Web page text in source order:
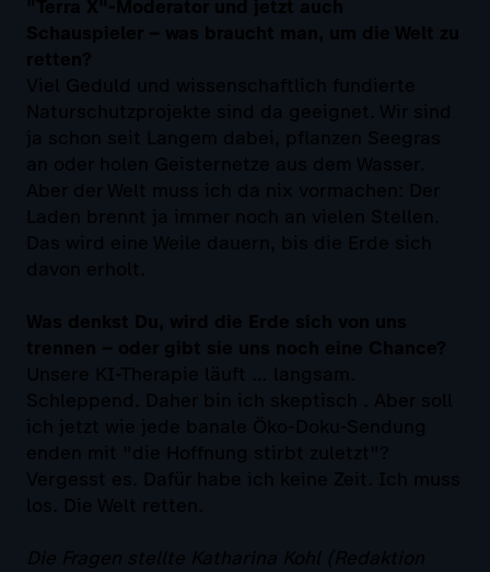
"Terra X"-Moderator und jetzt auch
Schauspieler – was braucht man, um die Welt zu
retten?
Viel Geduld und wissenschaftlich fundierte
Naturschutzprojekte sind da geeignet. Wir sind
ja schon seit Langem dabei, pflanzen Seegras
an oder holen Geisternetze aus dem Wasser.
Aber der Welt muss ich da nix vormachen: Der
Laden brennt ja immer noch an vielen Stellen.
Das wird eine Weile dauern, bis die Erde sich
davon erholt.
Was denkst Du, wird die Erde sich von uns
trennen – oder gibt sie uns noch eine Chance?
Unsere KI-Therapie läuft … langsam.
Schleppend. Daher bin ich skeptisch . Aber soll
ich jetzt wie jede banale Öko-Doku-Sendung
enden mit "die Hoffnung stirbt zuletzt"?
Vergesst es. Dafür habe ich keine Zeit. Ich muss
los. Die Welt retten.
Die Fragen stellte Katharina Kohl (Redaktion